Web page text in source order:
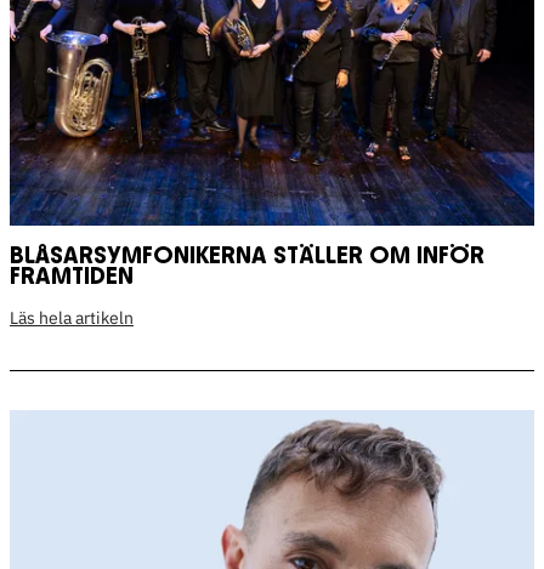
BLÅSARSYMFONIKERNA STÄLLER OM INFÖR
FRAMTIDEN
Läs hela artikeln